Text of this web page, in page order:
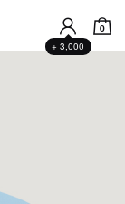
+ 3,000
0